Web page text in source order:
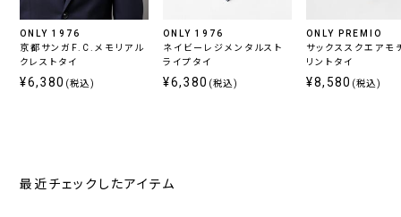
ONLY 1976
京都サンガF.C.メモリアル
クレストタイ
¥6,380 (税込)
ONLY 1976
ネイビーレジメンタルスト
ライプタイ
¥6,380 (税込)
ONLY PREMIO
サックススクエアモ
リントタイ
¥8,580 (税込)
最近チェックしたアイテム